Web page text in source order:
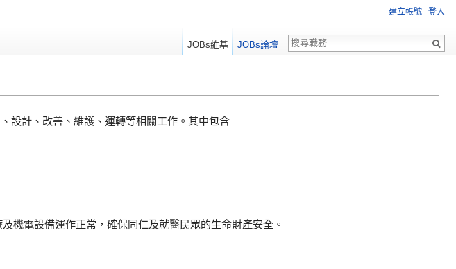
設計、改善、維護、運轉等相關工作。其中包含
機電設備運作正常，確保同仁及就醫民眾的生命財產安全。
JOBs維基 JOBs論壇
建立帳號 登入